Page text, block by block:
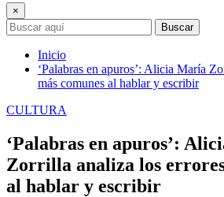
×
Buscar
Inicio
‘Palabras en apuros’: Alicia María
más comunes al hablar y escribir
CULTURA
‘Palabras en apuros’:
Zorrilla analiza los
al hablar y escribir